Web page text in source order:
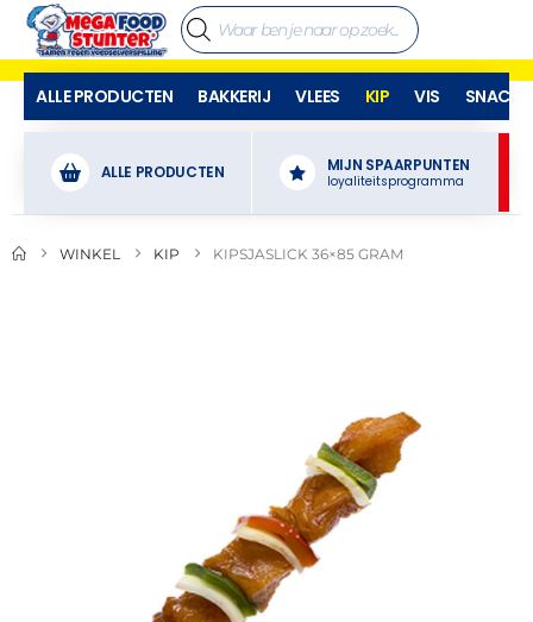
ALLE PRODUCTEN BAKKERIJ VLEES KIP VIS SNACKS
ALLE PRODUCTEN MIJN SPAARPUNTEN
loyaliteitsprogramma
WINKEL KIP KIPSJASLICK 36×85 GRAM